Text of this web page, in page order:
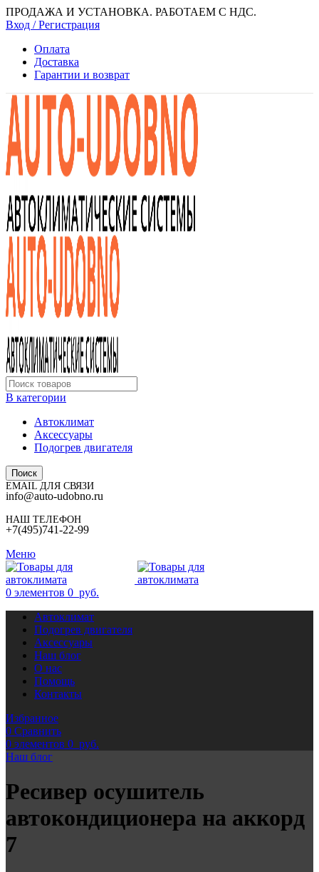
ПРОДАЖА И УСТАНОВКА. РАБОТАЕМ С НДС.
Вход / Регистрация
Оплата
Доставка
Гарантии и возврат
В категории
Автоклимат
Аксессуары
Подогрев двигателя
Поиск
EMAIL ДЛЯ СВЯЗИ
info@auto-udobno.ru
НАШ ТЕЛЕФОН
+7(495)741-22-99
Меню
0 элементов 0 руб.
Автоклимат
Подогрев двигателя
Аксессуары
Наш блог
О нас
Помощь
Контакты
Избранное
0 Сравнить
0 элементов 0 руб.
Наш блог
Ресивер осушитель
автокондиционера на аккорд
7